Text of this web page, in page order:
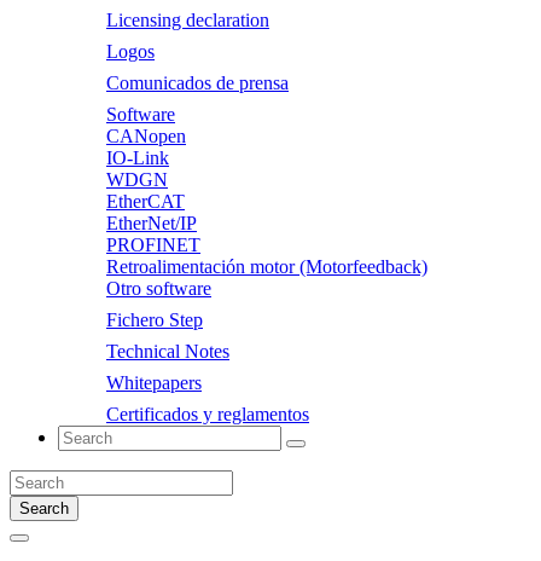
Licensing declaration
Logos
Comunicados de prensa
Software
CANopen
IO-Link
WDGN
EtherCAT
EtherNet/IP
PROFINET
Retroalimentación motor (Motorfeedback)
Otro software
Fichero Step
Technical Notes
Whitepapers
Certificados y reglamentos
Search